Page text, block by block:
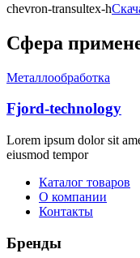
chevron-transultex-h
Сфера
Металлообработка
Fjord-technology
Lorem ipsum dolor sit
eiusmod tempor
Каталог товаров
О компании
Контакты
Бренды